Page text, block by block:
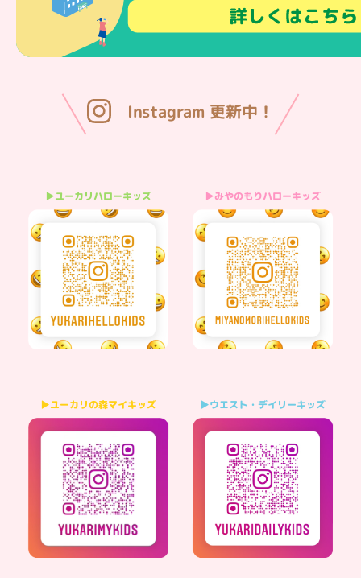
Instagram 更新中！
▶ユーカリハローキッズ ▶みやのもりハローキッズ
▶ユーカリの森マイキッズ ▶ウエスト・デイリーキッズ